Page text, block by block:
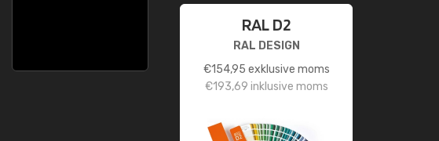
RAL D2
RAL DESIGN
€154,95 exklusive moms
€193,69 inklusive moms